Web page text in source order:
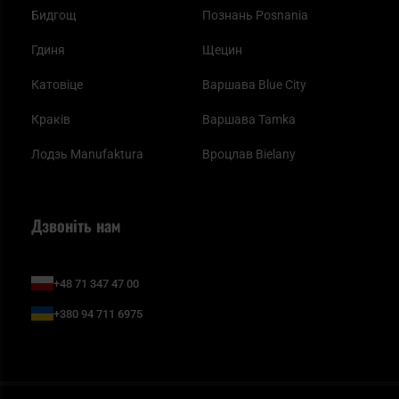
Бидгощ
Гдиня
Катовіце
Краків
Лодзь Manufaktura
Познань Posnania
Щецин
Варшава Blue City
Варшава Tamka
Вроцлав Bielany
Дзвоніть нам
+48 71 347 47 00
+380 94 711 6975